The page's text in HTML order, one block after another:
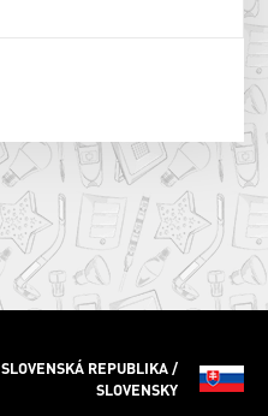
SLOVENSKÁ REPUBLIKA /
SLOVENSKY